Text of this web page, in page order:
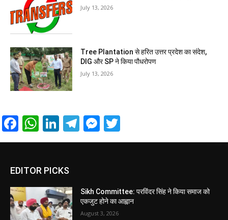
July 13, 2026
Tree Plantation से हरित उत्तर प्रदेश का संदेश,
DIG और SP ने किया पौधरोपण
July 13, 2026
Facebook
WhatsApp
LinkedIn
Telegram
Messenger
EDITOR PICKS
Sikh Committee: परविंदर सिंह ने किया समाज को
एकजुट होने का आह्वान
August 3, 2026